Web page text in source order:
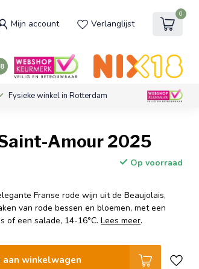
Mijn account Verlanglijst
0
Fysieke winkel in Rotterdam
Amour 2025
Op voorraad
Franse rode wijn uit de Beaujolais,
van rode bessen en bloemen, met een
of een salade, 14-16°C.Lees meer.
aan winkelwagen